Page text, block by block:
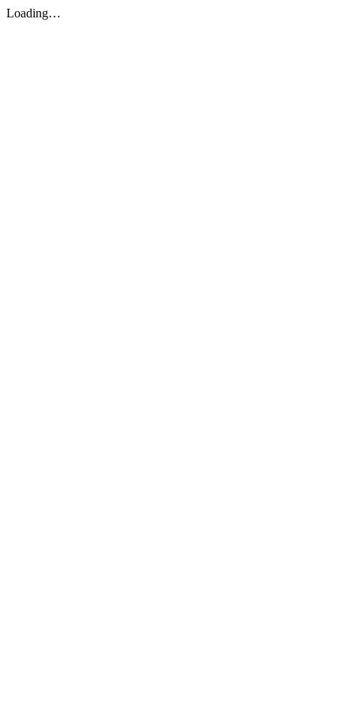
Loading…